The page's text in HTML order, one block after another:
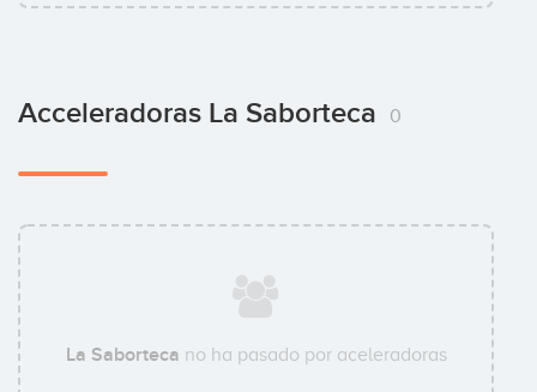
Acceleradoras La Saborteca 0
La Saborteca no ha pasado por aceleradoras